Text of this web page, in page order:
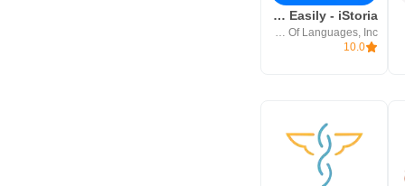
Learn English Easily - iStoria
Oxford Academy Of Languages, Inc
10.0